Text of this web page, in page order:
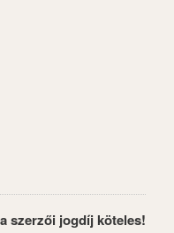
szerzői jogdíj köteles!